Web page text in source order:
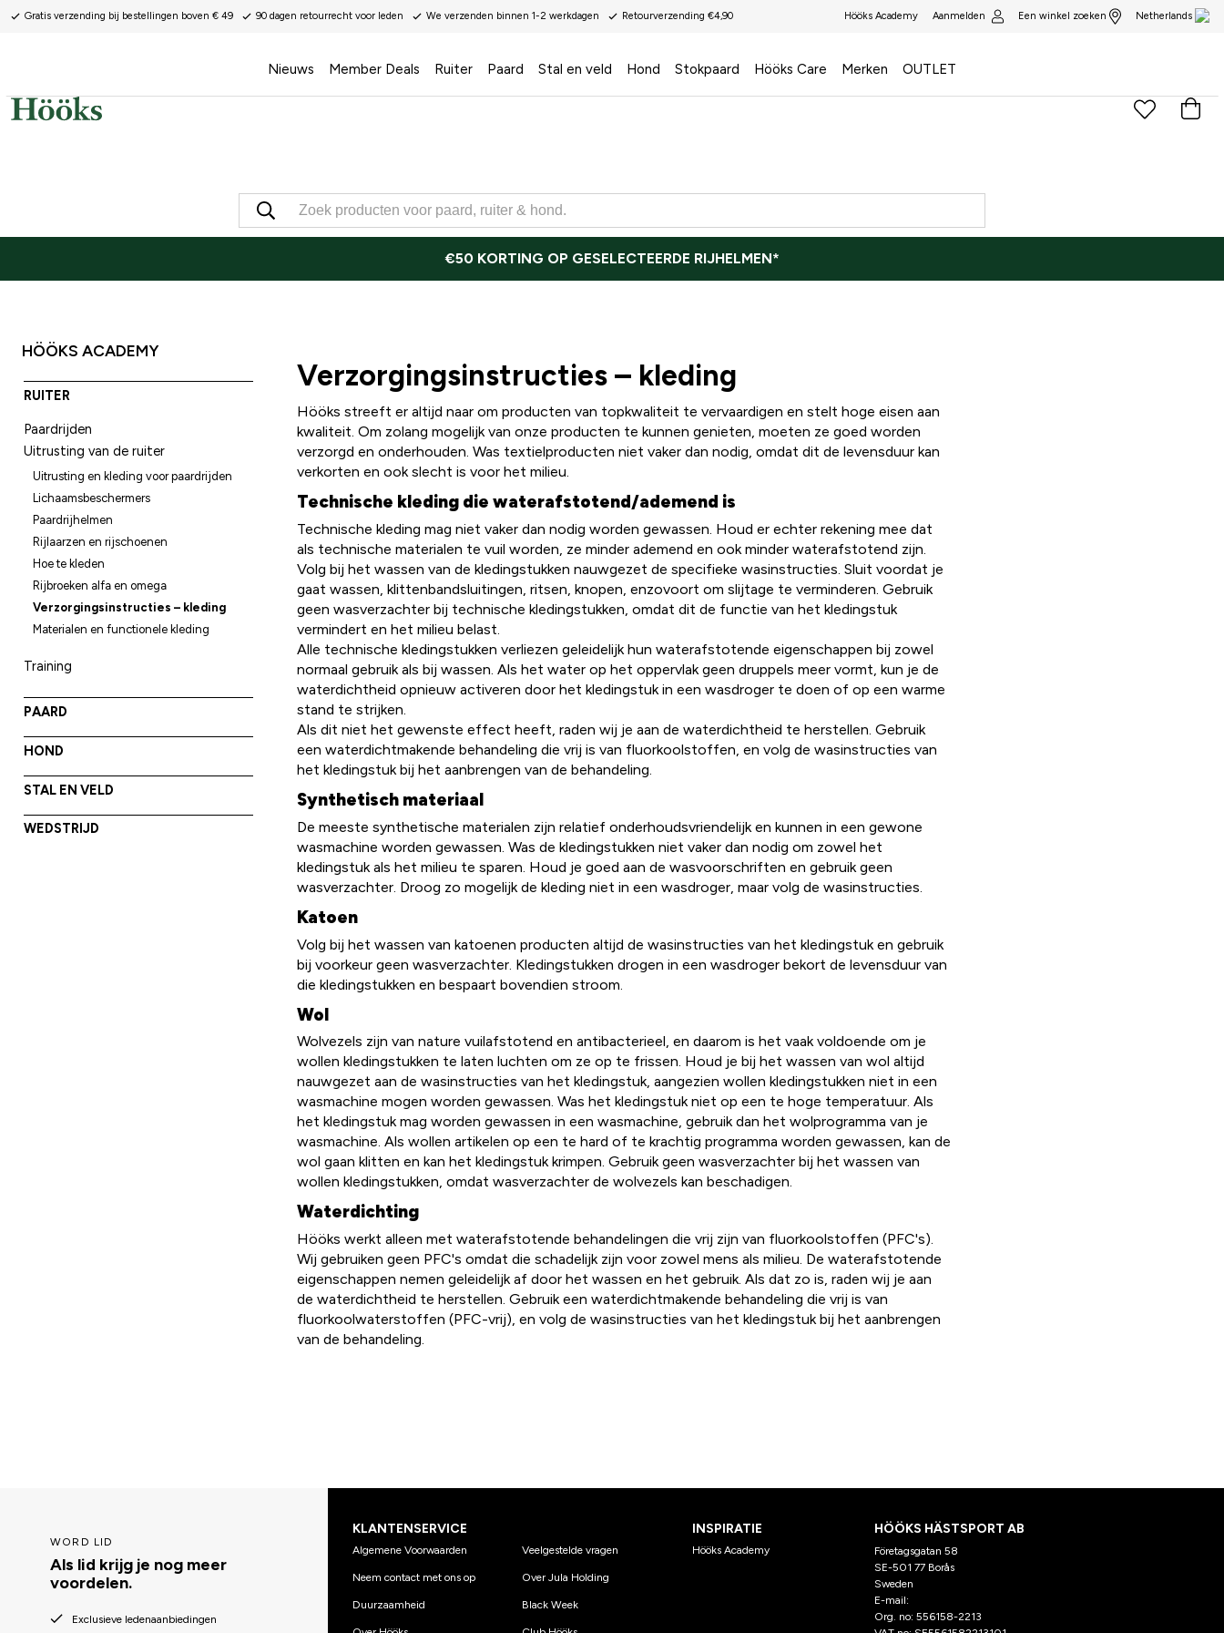
Gratis verzending bij bestellingen boven € 49 90 dagen retourrecht voor leden We verzenden binnen 1-2 werkdagen Retourverzending €4,90 Hööks Academy Aanmelden Een winkel zoeken Netherlands
Nieuws Member Deals Ruiter Paard Stal en veld Hond Stokpaard Hööks Care Merken OUTLET
€50 KORTING OP GESELECTEERDE RIJHELMEN*
HÖÖKS ACADEMY
RUITER
Paardrijden
Uitrusting van de ruiter
Uitrusting en kleding voor paardrijden
Lichaamsbeschermers
Paardrijhelmen
Rijlaarzen en rijschoenen
Hoe te kleden
Rijbroeken alfa en omega
Verzorgingsinstructies – kleding
Materialen en functionele kleding
Training
PAARD
HOND
STAL EN VELD
WEDSTRIJD
Verzorgingsinstructies – kleding
Hööks streeft er altijd naar om producten van topkwaliteit te vervaardigen en stelt hoge eisen aan
kwaliteit. Om zolang mogelijk van onze producten te kunnen genieten, moeten ze goed worden
verzorgd en onderhouden. Was textielproducten niet vaker dan nodig, omdat dit de levensduur kan
verkorten en ook slecht is voor het milieu.
Technische kleding die waterafstotend/ademend is
Technische kleding mag niet vaker dan nodig worden gewassen. Houd er echter rekening mee dat
als technische materialen te vuil worden, ze minder ademend en ook minder waterafstotend zijn.
Volg bij het wassen van de kledingstukken nauwgezet de specifieke wasinstructies. Sluit voordat je
gaat wassen, klittenbandsluitingen, ritsen, knopen, enzovoort om slijtage te verminderen. Gebruik
geen wasverzachter bij technische kledingstukken, omdat dit de functie van het kledingstuk
vermindert en het milieu belast.
Alle technische kledingstukken verliezen geleidelijk hun waterafstotende eigenschappen bij zowel
normaal gebruik als bij wassen. Als het water op het oppervlak geen druppels meer vormt, kun je de
waterdichtheid opnieuw activeren door het kledingstuk in een wasdroger te doen of op een warme
stand te strijken.
Als dit niet het gewenste effect heeft, raden wij je aan de waterdichtheid te herstellen. Gebruik
een waterdichtmakende behandeling die vrij is van fluorkoolstoffen, en volg de wasinstructies van
het kledingstuk bij het aanbrengen van de behandeling.
Synthetisch materiaal
De meeste synthetische materialen zijn relatief onderhoudsvriendelijk en kunnen in een gewone
wasmachine worden gewassen. Was de kledingstukken niet vaker dan nodig om zowel het
kledingstuk als het milieu te sparen. Houd je goed aan de wasvoorschriften en gebruik geen
wasverzachter. Droog zo mogelijk de kleding niet in een wasdroger, maar volg de wasinstructies.
Katoen
Volg bij het wassen van katoenen producten altijd de wasinstructies van het kledingstuk en gebruik
bij voorkeur geen wasverzachter. Kledingstukken drogen in een wasdroger bekort de levensduur van
die kledingstukken en bespaart bovendien stroom.
Wol
Wolvezels zijn van nature vuilafstotend en antibacterieel, en daarom is het vaak voldoende om je
wollen kledingstukken te laten luchten om ze op te frissen. Houd je bij het wassen van wol altijd
nauwgezet aan de wasinstructies van het kledingstuk, aangezien wollen kledingstukken niet in een
wasmachine mogen worden gewassen. Was het kledingstuk niet op een te hoge temperatuur. Als
het kledingstuk mag worden gewassen in een wasmachine, gebruik dan het wolprogramma van je
wasmachine. Als wollen artikelen op een te hard of te krachtig programma worden gewassen, kan de
wol gaan klitten en kan het kledingstuk krimpen. Gebruik geen wasverzachter bij het wassen van
wollen kledingstukken, omdat wasverzachter de wolvezels kan beschadigen.
Waterdichting
Hööks werkt alleen met waterafstotende behandelingen die vrij zijn van fluorkoolstoffen (PFC's).
Wij gebruiken geen PFC's omdat die schadelijk zijn voor zowel mens als milieu. De waterafstotende
eigenschappen nemen geleidelijk af door het wassen en het gebruik. Als dat zo is, raden wij je aan
de waterdichtheid te herstellen. Gebruik een waterdichtmakende behandeling die vrij is van
fluorkoolwaterstoffen (PFC-vrij), en volg de wasinstructies van het kledingstuk bij het aanbrengen
van de behandeling.
WORD LID
Als lid krijg je nog meer
voordelen.
Exclusieve ledenaanbiedingen
KLANTENSERVICE
Algemene Voorwaarden
Neem contact met ons op
Duurzaamheid
Veelgestelde vragen
Over Jula Holding
Black Week
INSPIRATIE
Hööks Academy
HÖÖKS HÄSTSPORT AB
Företagsgatan 58
SE-501 77 Borås
Sweden
E-mail:
Org. no: 556158-2213